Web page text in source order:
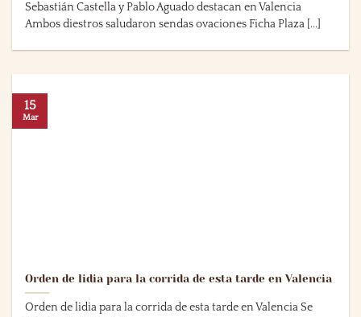
Sebastián Castella y Pablo Aguado destacan en Valencia
Ambos diestros saludaron sendas ovaciones Ficha Plaza [...]
Orden de lidia para la corrida de esta tarde en Valencia
Orden de lidia para la corrida de esta tarde en Valencia Se
15
Mar